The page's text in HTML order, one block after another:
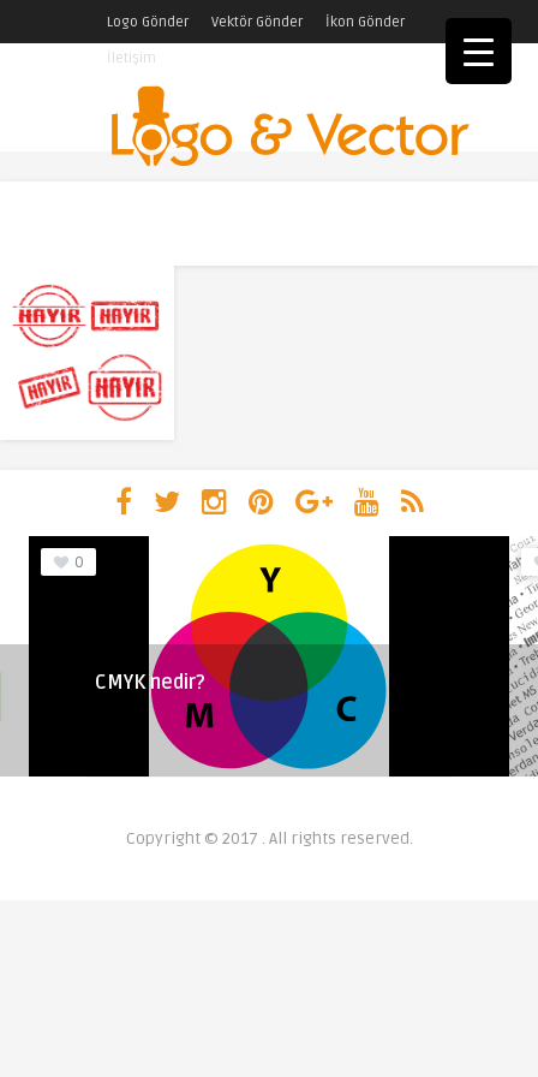
Logo Gönder Vektör Gönder
İkon Gönder
İletişim
0
CMYK nedir?
Copyright © 2017 . All rights reserved.